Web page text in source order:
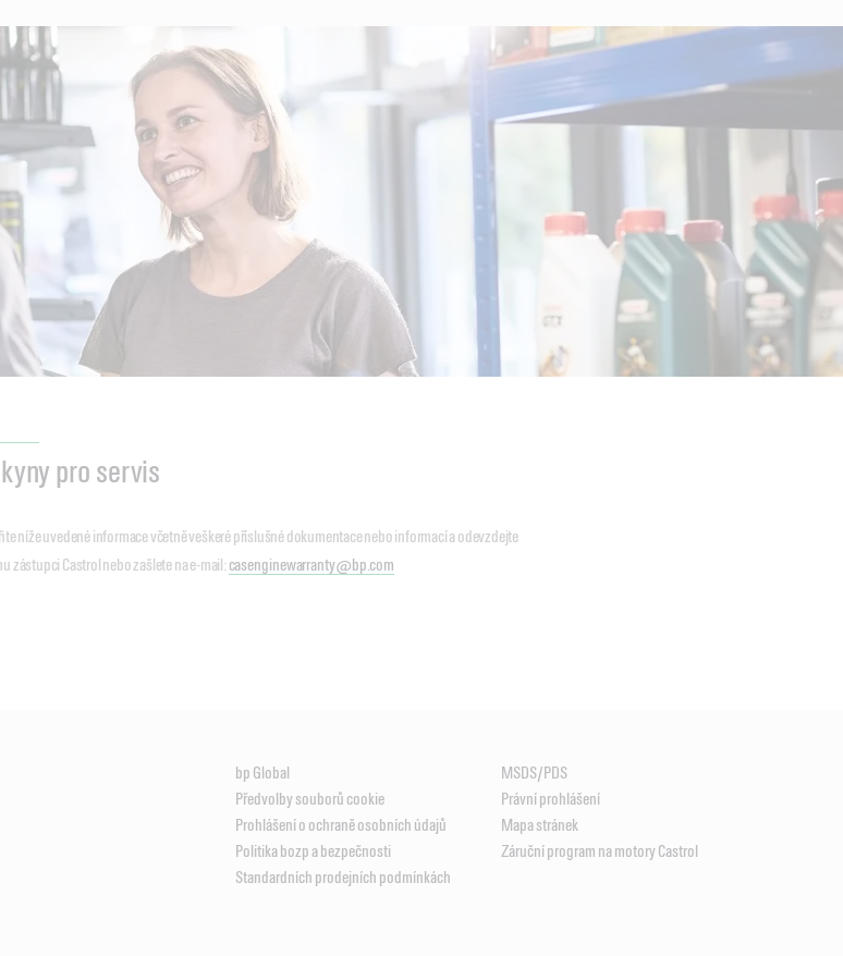
pro servis
níže uvedené informace včetně veškeré příslušné dokumentace nebo informací a odevzdejte
zástupci Castrol nebo zašlete na e-mail: casenginewarranty@bp.com
bp Global
MSDS/PDS
Předvolby souborů cookie
Právní prohlášení
Prohlášení o ochraně osobních údajů
Mapa stránek
Politika bozp a bezpečnosti
Záruční program na motory Castrol
Standardních prodejních podmínkách